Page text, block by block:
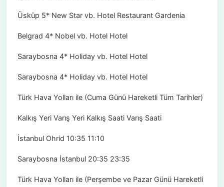
Üsküp 5* New Star vb. Hotel Restaurant Gardenia
Belgrad 4* Nobel vb. Hotel Hotel
Saraybosna 4* Holiday vb. Hotel Hotel
Saraybosna 4* Holiday vb. Hotel Hotel
Türk Hava Yolları ile (Cuma Günü Hareketli Tüm Tarihler)
Kalkış Yeri Varış Yeri Kalkış Saati Varış Saati
İstanbul Ohrid 10:35 11:10
Saraybosna İstanbul 20:35 23:35
Türk Hava Yolları ile (Perşembe ve Pazar Günü Hareketli